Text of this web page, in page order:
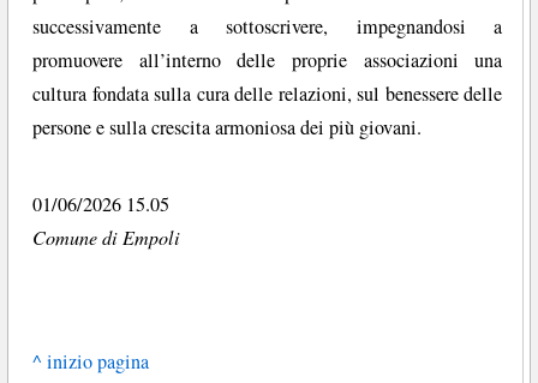
successivamente a sottoscrivere, impegnandosi a
promuovere all’interno delle proprie associazioni una
cultura fondata sulla cura delle relazioni, sul benessere delle
persone e sulla crescita armoniosa dei più giovani.
01/06/2026 15.05
Comune di Empoli
^ inizio pagina